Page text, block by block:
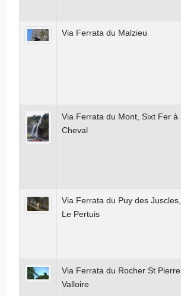
Via Ferrata du Malzieu
Via Ferrata du Mont, Sixt Fer à
Cheval
Via Ferrata du Puy des Juscles,
Le Pertuis
Via Ferrata du Rocher St Pierre,
Valloire